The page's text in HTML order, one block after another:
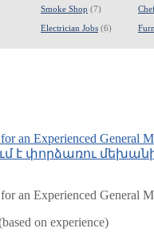
Smoke Shop (7)
Electrician Jobs (6)
for an Experienced
է փորձառու
an Experienced General
on experience)